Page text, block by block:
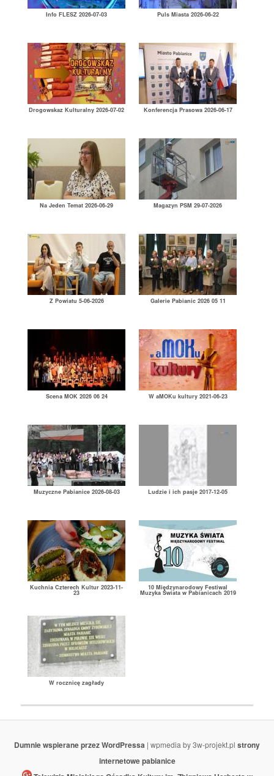
Info FLESZ 2026-07-03 Puls Miasta 2026-06-22
Drogowskaz Kulturalny 2026-07-02 Konferencja Prasowa 2026-06-17
Na Jeden Temat 2026-06-29 Magazyn PSM 29-07-2026
Z Powiatu 5-06-2026 Galerie Pabianic 2026 05 11
Scena MOK 2026 06 24 W aMOKu kultury 2021-06-23
Muzyczne Pabianice 2026-08-03 Ludzie i ich pasje 2017-12-05
Kuchnia Czterech Kultur 2023-11-
23
10 Międzynarodowy Festiwal
Muzyka Świata w Pabianicach 2019
W rocznicę zagłady
Dumnie wspierane przez WordPressa | wpmedia by 3w-projekt.pl strony
internetowe pabianice